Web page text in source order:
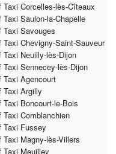
Taxi Corcelles-lès-Cîteaux
Taxi Saulon-la-Chapelle
Taxi Savouges
Taxi Chevigny-Saint-Sauveur
Taxi Neuilly-lès-Dijon
Taxi Sennecey-lès-Dijon
Taxi Agencourt
Taxi Argilly
Taxi Boncourt-le-Bois
Taxi Comblanchien
Taxi Fussey
Taxi Magny-lès-Villers
Taxi Meuilley